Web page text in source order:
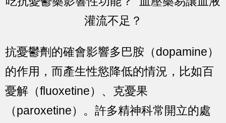
灌流不足？
抗憂鬱劑的確會影響多巴胺（dopamine）
的作用，而產生性慾降低的情況，比如百
憂解（fluoxetine）、克憂果
（paroxetine）。許多精神科常開立的處